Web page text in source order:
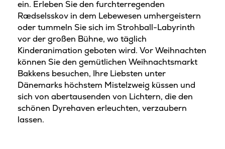
ein. Erleben Sie den furchterregenden
Rædselsskov in dem Lebewesen umhergeistern
oder tummeln Sie sich im Strohball-Labyrinth
vor der großen Bühne, wo täglich
Kinderanimation geboten wird. Vor Weihnachten
können Sie den gemütlichen Weihnachtsmarkt
Bakkens besuchen, Ihre Liebsten unter
Dänemarks höchstem Mistelzweig küssen und
sich von abertausenden von Lichtern, die den
schönen Dyrehaven erleuchten, verzaubern
lassen.